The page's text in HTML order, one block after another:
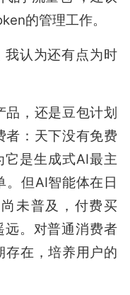
的管理工作。
认为还有点为时
，还是豆包计划
者：天下没有免费
它是生成式AI最主
。但AI智能体在日
未普及，付费买
远。对普通消费者
存在，培养用户的